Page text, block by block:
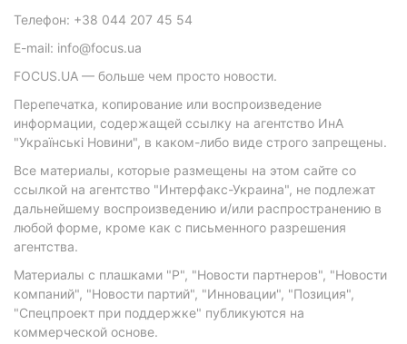
Телефон: +38 044 207 45 54
E-mail: info@focus.ua
FOCUS.UA — больше чем просто новости.
Перепечатка, копирование или воспроизведение
информации, содержащей ссылку на агентство ИнА
"Українські Новини", в каком-либо виде строго запрещены.
Все материалы, которые размещены на этом сайте со
ссылкой на агентство "Интерфакс-Украина", не подлежат
дальнейшему воспроизведению и/или распространению в
любой форме, кроме как с письменного разрешения
агентства.
Материалы с плашками "Р", "Новости партнеров", "Новости
компаний", "Новости партий", "Инновации", "Позиция",
"Спецпроект при поддержке" публикуются на
коммерческой основе.